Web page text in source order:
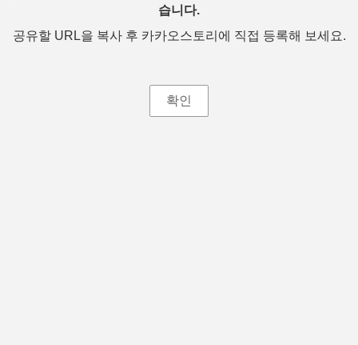
습니다.
공유할 URL을 복사 후 카카오스토리에 직접 등록해 보세요.
확인